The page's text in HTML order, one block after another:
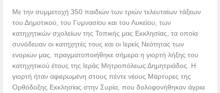
Με την συμμετοχή 350 παιδιών των τριών τελευταίων τάξεων
του Δημοτικού, του Γυμνασίου και του Λυκείου, των
κατηχητικών σχολείων της Τοπικής μας Εκκλησίας, τα οποία
συνόδευαν οι κατηχητές τους και οι Ιερείς Νεότητας των
ενοριών μας, πραγματοποιήθηκε σήμερα η γιορτή λήξης του
κατηχητικού έτους της Ιεράς Μητροπόλεως Δημητριάδος. Η
γιορτή ήταν αφιερωμένη στους πέντε νέους Μάρτυρες της
Ορθόδοξης Εκκλησίας στην Συρία, που δολοφονήθηκαν άγρια